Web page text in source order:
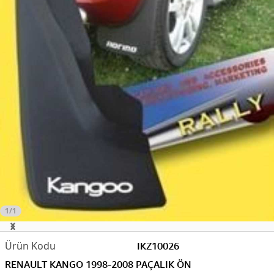
1/1
IKZ10026
RENAULT KANGO 1998-2008 PAÇALIK ÖN